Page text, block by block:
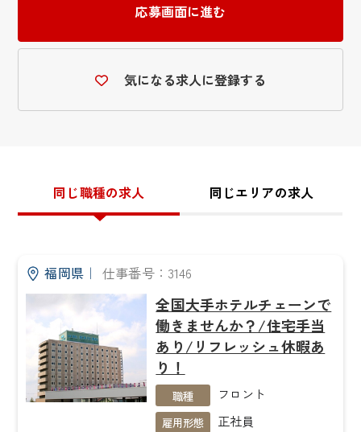
応募画面に進む
気になる求人に登録する
同じ職種の求人 同じエリアの求人
福岡県｜ 仕事番号：3146
全国大手ホテルチェーンで
働きませんか？/住宅手当
あり/リフレッシュ休暇あ
り！
職種 フロント
雇用形態 正社員